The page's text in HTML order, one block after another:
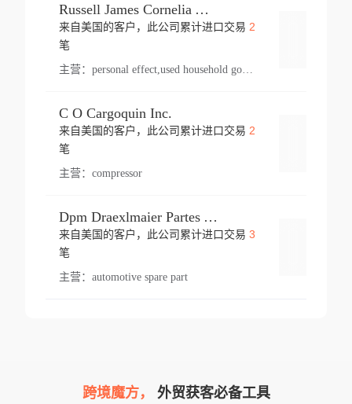
Russell James Cornelia Arlington Va
来自美国的客户，此公司累计进口交易 2
笔
主营： personal effect,used household goods
C O Cargoquin Inc.
来自美国的客户，此公司累计进口交易 2
笔
主营： compressor
Dpm Draexlmaier Partes Automotrices Corr Ind Huejotzingo
来自美国的客户，此公司累计进口交易 3
笔
主营： automotive spare part
跨境魔方， 外贸获客必备工具